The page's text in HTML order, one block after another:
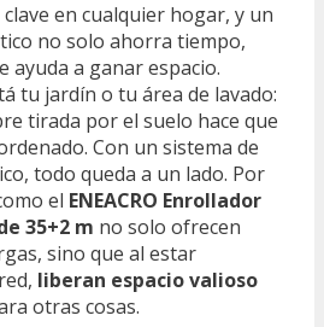
en cualquier hogar, y un
no solo ahorra tiempo,
ayuda a ganar espacio.
tu jardín o tu área de lavado:
tirada por el suelo hace que
Con un sistema de
todo queda a un lado. Por
el ENEACRO Enrollador
35+2 m no solo ofrecen
sino que al estar
liberan espacio valioso
otras cosas.